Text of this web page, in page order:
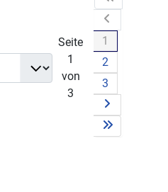
Seite
1
von
3
1
2
3